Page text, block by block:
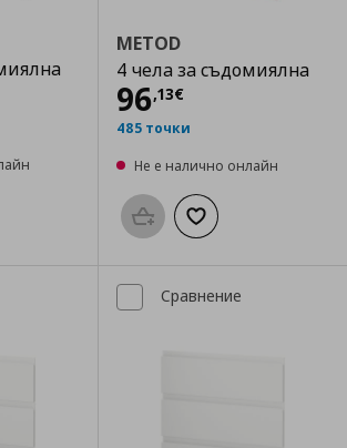
към списъка с любими
METOD
4 чела за съдомиялна
96,13€
Цена
485 точки
Не е налично онлайн
Προσθήκη στο καλάθι
Добави към
Сравнение